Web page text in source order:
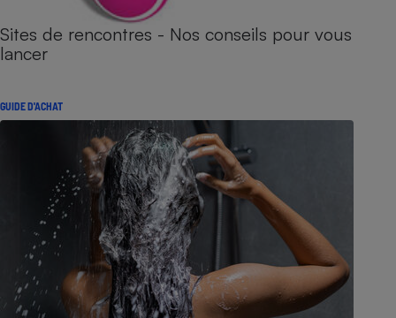
Sites de rencontres - Nos conseils pour vous
lancer
GUIDE D'ACHAT